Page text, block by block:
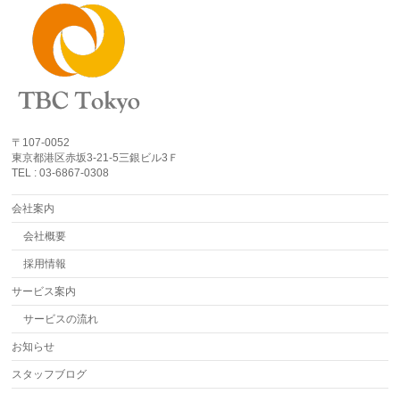
〒107-0052
東京都港区赤坂3-21-5三銀ビル3Ｆ
TEL : 03-6867-0308
会社案内
会社概要
採用情報
サービス案内
サービスの流れ
お知らせ
スタッフブログ